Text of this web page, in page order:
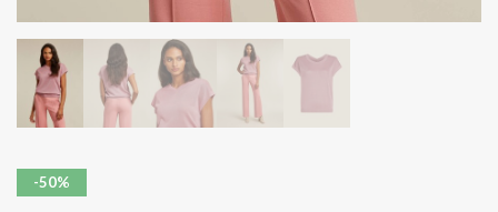
-50%